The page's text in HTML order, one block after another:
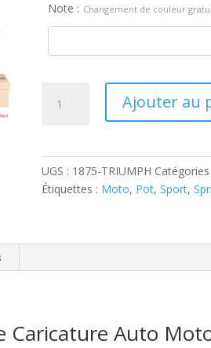
Note : Changement de couleur
Verte
Ajouter au
UGS : 1875-TRIUMPH Catégories
Étiquettes : Moto, Pot,Sport,
Caricature Auto